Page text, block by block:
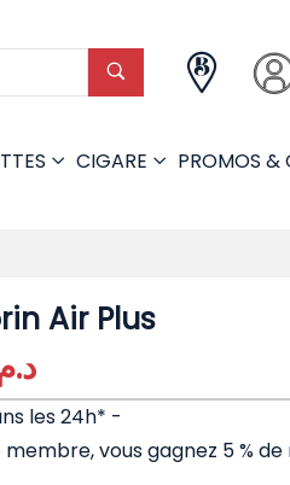
CIGARE PROMOS &
Air Plus
les 24h* -
vous gagnez 5 %